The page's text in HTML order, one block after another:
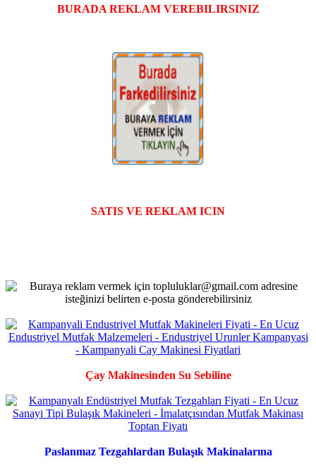
BURADA REKLAM VEREBILIRSINIZ
SATIS VE REKLAM ICIN
Çay Makinesinden Su Sebiline
Paslanmaz Tezgahlardan Bulaşık Makinalarına